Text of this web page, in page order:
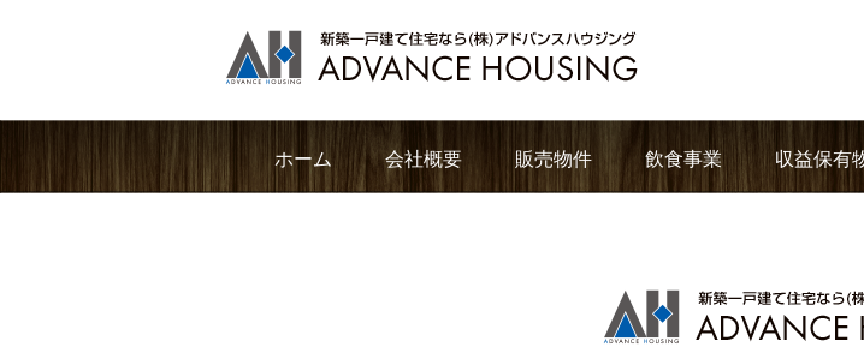
ホーム 会社概要 販売物件 飲食事業 収益保有